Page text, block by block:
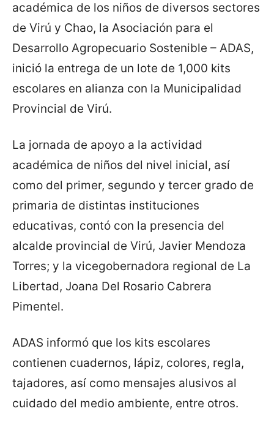
académica de los niños de diversos sectores
de Virú y Chao, la Asociación para el
Desarrollo Agropecuario Sostenible – ADAS,
inició la entrega de un lote de 1,000 kits
escolares en alianza con la Municipalidad
Provincial de Virú.
La jornada de apoyo a la actividad
académica de niños del nivel inicial, así
como del primer, segundo y tercer grado de
primaria de distintas instituciones
educativas, contó con la presencia del
alcalde provincial de Virú, Javier Mendoza
Torres; y la vicegobernadora regional de La
Libertad, Joana Del Rosario Cabrera
Pimentel.
ADAS informó que los kits escolares
contienen cuadernos, lápiz, colores, regla,
tajadores, así como mensajes alusivos al
cuidado del medio ambiente, entre otros.